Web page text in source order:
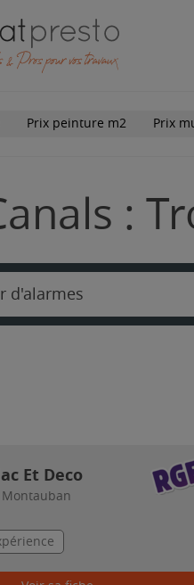
Prix peinture m2 Prix
:
d'alarmes
Et Deco
Montauban